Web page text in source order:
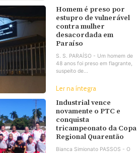
Homem é preso por
estupro de vulnerável
contra mulher
desacordada em
Paraíso
S. S. PARAÍSO - Um homem de
48 anos foi preso em flagrante,
suspeito de...
Ler na íntegra
Industrial vence
novamente o PTC e
conquista
tricampeonato da Copa
Regional Quarentão
Bianca Simionato PASSOS - O